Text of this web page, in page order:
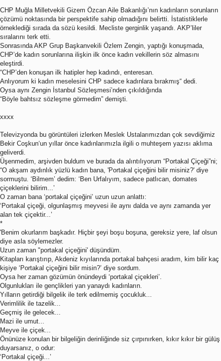
CHP Muğla Milletvekili Gizem Özcan Aile Bakanlığı’nın kadınların sorunların
çözümü noktasında bir perspektife sahip olmadığını belirtti. İstatistiklerle
örneklediği sırada da sözü kesildi. Mecliste gerginlik yaşandı. AKP’liler
sıralarını terk etti.
Sonrasında AKP Grup Başkanvekili Özlem Zengin, yaptığı konuşmada,
CHP’de kadın sorunlarına ilişkin ilk önce kadın vekillerin söz almasını
eleştirdi.
“CHP’den konuşan ilk hatipler hep kadındı, enteresan.
Anlıyorum ki kadın meselesini CHP sadece kadınlara bırakmış“ dedi.
Oysa aynı Zengin İstanbul Sözleşmesi’nden çıkıldığında
“Böyle bahtsız sözleşme görmedim” demişti.
xxxx
Televizyonda bu görüntüleri izlerken Meslek Ustalarımızdan çok sevdiğimiz
Bekir Coşkun‘un yıllar önce kadınlarımızla ilgili o muhteşem yazısı aklıma
geliverdi.
Üşenmedim, arşivden buldum ve burada da alıntılıyorum “Portakal Çiçeği”ni;
“O akşam aydınlık yüzlü kadın bana, 'Portakal çiçeğini bilir misiniz?' diye
sormuştu. ‘Bilmem’ dedim: ‘Ben Urfalıyım, sadece patlıcan, domates
çiçeklerini bilirim...’
O zaman bana ‘portakal çiçeğini’ uzun uzun anlattı:
‘Portakal çiçeği, olgunlaşmış meyvesi ile aynı dalda ve aynı zamanda yer
alan tek çiçektir...’
*
'Benim okurlarım başkadır. Hiçbir şeyi boşu boşuna, gereksiz yere, laf olsun
diye asla söylemezler.
Uzun zaman "portakal çiçeğini' düşündüm.
Kitapları karıştırıp, Akdeniz kıyılarında portakal bahçesi aradım, kim bilir kaç
kişiye ‘Portakal çiçeğini bilir misin?’ diye sordum.
Oysa her zaman gözümün önündeydi ‘portakal çiçekleri’.
Olgunlukları ile gençlikleri yan yanaydı kadınların.
Yılların getirdiği bilgelik ile terk edilmemiş çocukluk...
Verimlilik ile tazelik...
Geçmiş ile gelecek...
Mazi ile umut...
Meyve ile çiçek...
Önünüze konulan bir bilgeliğin derinliğinde siz çırpınırken, kıkır kıkır bir gülüş
duyarsanız, o odur:
‘Portakal çiçeği...’